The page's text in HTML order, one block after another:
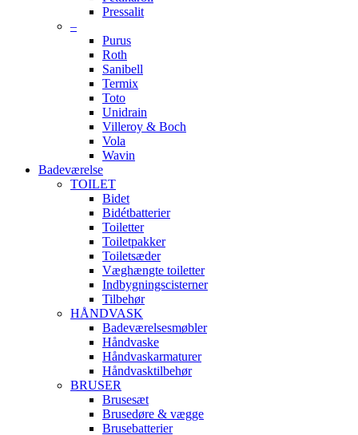
Pressalit
–
Purus
Roth
Sanibell
Termix
Toto
Unidrain
Villeroy & Boch
Vola
Wavin
Badeværelse
TOILET
Bidet
Bidétbatterier
Toiletter
Toiletpakker
Toiletsæder
Væghængte toiletter
Indbygningscisterner
Tilbehør
HÅNDVASK
Badeværelsesmøbler
Håndvaske
Håndvaskarmaturer
Håndvasktilbehør
BRUSER
Brusesæt
Brusedøre & vægge
Brusebatterier